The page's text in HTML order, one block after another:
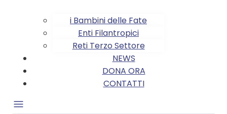
i Bambini delle Fate
Enti Filantropici
Reti Terzo Settore
NEWS
DONA ORA
CONTATTI